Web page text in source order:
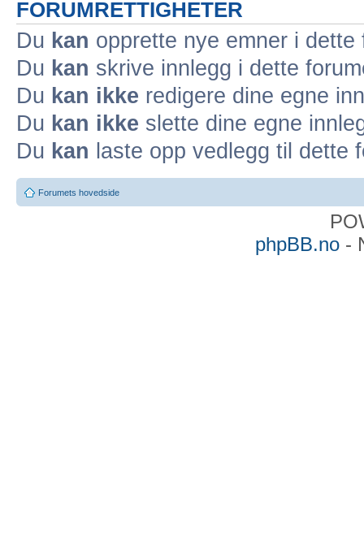
FORUMRETTIGHETER
Du kan opprette nye emner i dette
Du kan skrive innlegg i dette
Du kan ikke redigere dine egne
Du kan ikke slette dine egne
Du kan laste opp vedlegg til dette
Forumets hovedside
phpBB.no-